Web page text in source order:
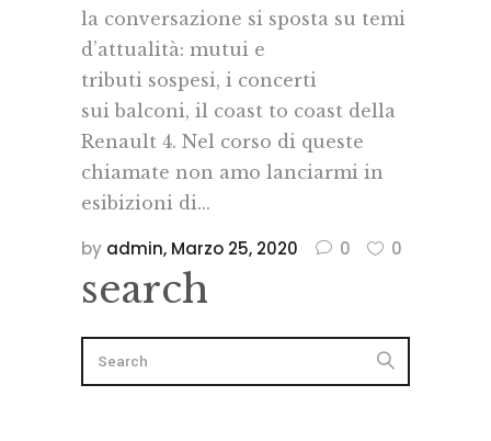
la conversazione si sposta su temi
d’attualità: mutui e
tributi sospesi, i concerti
sui balconi, il coast to coast della
Renault 4. Nel corso di queste
chiamate non amo lanciarmi in
esibizioni di...
by admin Marzo 25, 2020 0 0
search